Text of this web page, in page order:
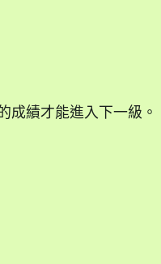
成績才能進入下一級。